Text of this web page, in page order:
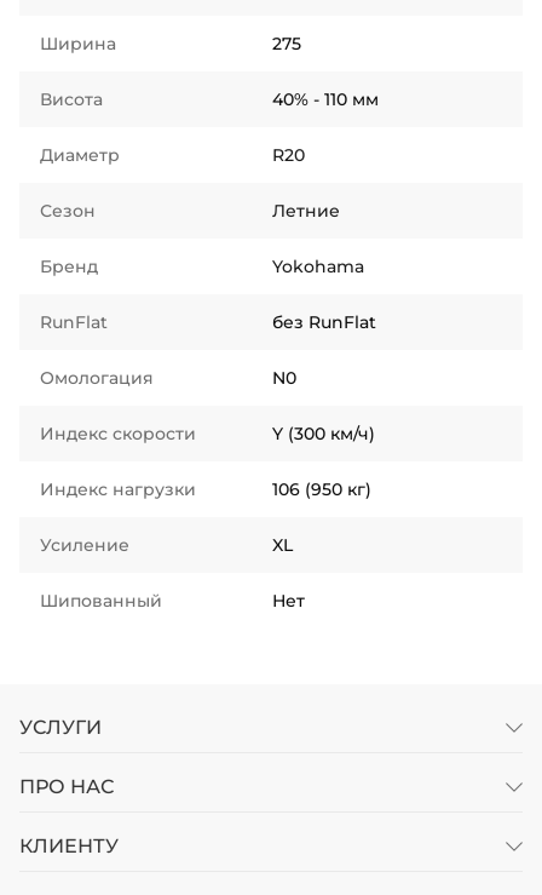
Ширина 275
Висота 40% - 110 мм
Диаметр R20
Сезон Летние
Бренд Yokohama
RunFlat без RunFlat
Омологация N0
Индекс скорости Y (300 км/ч)
Индекс нагрузки 106 (950 кг)
Усиление XL
Шипованный Нет
УСЛУГИ
ПРО НАС
КЛИЕНТУ